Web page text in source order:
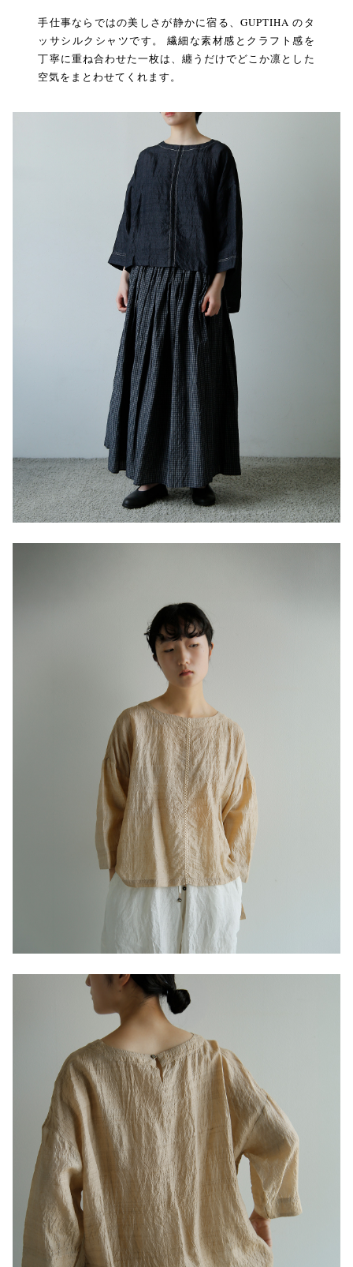
手仕事ならではの美しさが静かに宿る、GUPTIHA のタ
ッサシルクシャツです。 繊細な素材感とクラフト感を
丁寧に重ね合わせた一枚は、纏うだけでどこか凛とした
空気をまとわせてくれます。